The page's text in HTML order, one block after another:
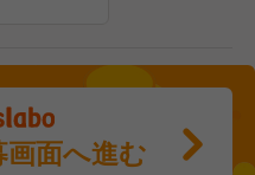
面へ進む